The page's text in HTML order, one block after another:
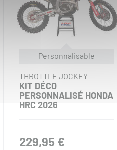
Personnalisable
THROTTLE JOCKEY
KIT DÉCO
PERSONNALISÉ HONDA
HRC 2026
229,95 €